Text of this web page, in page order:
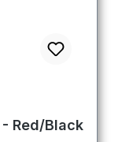
5 von 5 Sternen
Red/Black